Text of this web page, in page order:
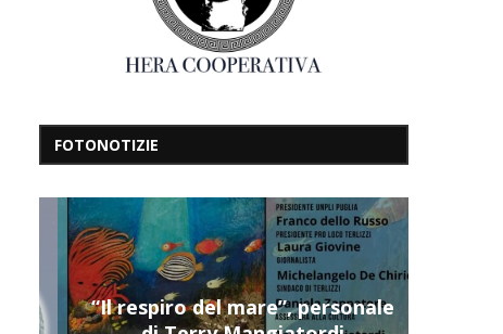
FOTONOTIZIE
“Il respiro del mare”, personale